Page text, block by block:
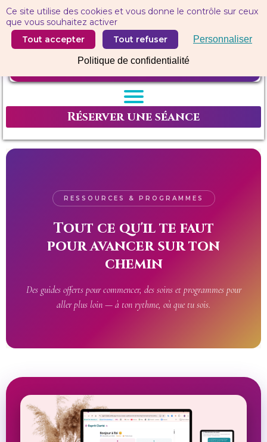
Ce site utilise des cookies et vous donne le contrôle sur ceux
que vous souhaitez activer
Tout accepter
Tout refuser Personnaliser
Politique de confidentialité
Réserver une séance
RESSOURCES & PROGRAMMES
Tout ce qu'il te faut
pour avancer sur ton
chemin
Des guides offerts pour commencer, des soins et programmes pour
aller plus loin — à ton rythme, où que tu sois.